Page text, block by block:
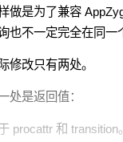
做是为了兼容
也不一定完全在同一
修改只有两处。
处是返回值：
procattr 和 transition。